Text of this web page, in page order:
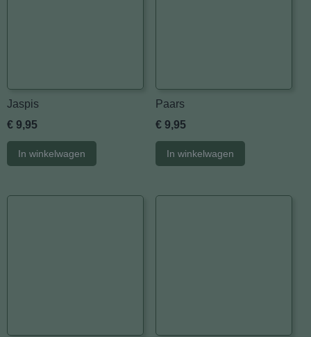
Jaspis
€ 9,95
In winkelwagen
Paars
€ 9,95
In winkelwagen